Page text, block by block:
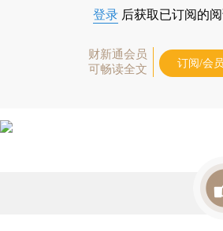
登录 后获取已订阅的
财新通会员
可畅读全文
订阅/会